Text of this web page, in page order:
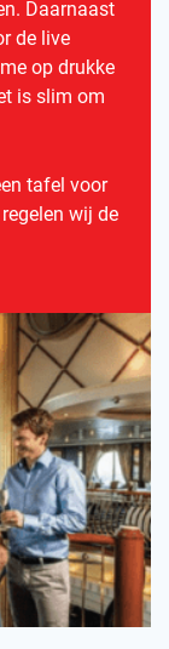
Daarnaast
de live
op drukke
is slim om
tafel voor
wij de